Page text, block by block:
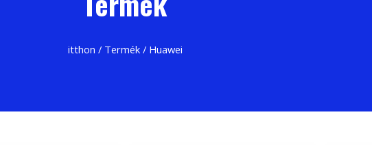
itthon / Termék/ Huawei